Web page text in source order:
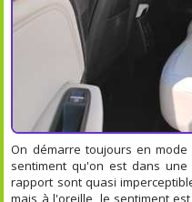
On démarre toujours en
sentiment qu'on est dans une
rapport sont quasi
mais à l'oreille, le sentiment